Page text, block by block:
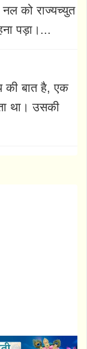
नल को राज्यच्युत
पड़ा।...
की बात है, एक
था। उसकी